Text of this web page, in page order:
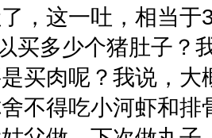
，这一吐，相当
买多少个猪肚子？
买肉呢？我说，大
不得吃小河虾和排